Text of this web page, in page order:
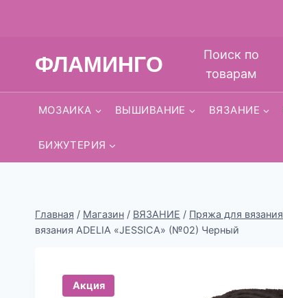
ФЛАМИНГО
Поиск по
товарам
МОЗАИКА ВЫШИВАНИЕ ВЯЗАНИЕ
БИЖУТЕРИЯ
Главная / Магазин / ВЯЗАНИЕ / Пряжа для вязания
вязания ADELIA «JESSICA» (№02) Черный
Акция